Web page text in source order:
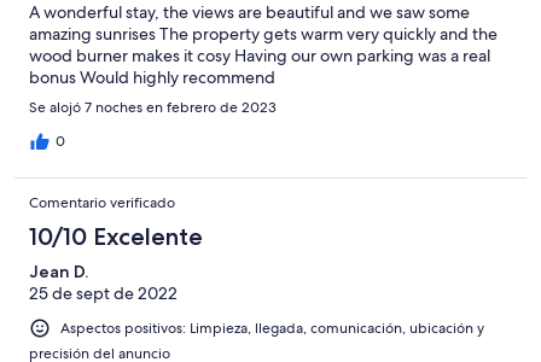
A wonderful stay, the views are beautiful and we saw some
amazing sunrises The property gets warm very quickly and the
wood burner makes it cosy Having our own parking was a real
bonus Would highly recommend
Se alojó 7 noches en febrero de 2023
0
Comentario verificado
10/10 Excelente
Jean D.
25 de sept de 2022
Aspectos positivos: Limpieza, llegada, comunicación, ubicación y
precisión del anuncio